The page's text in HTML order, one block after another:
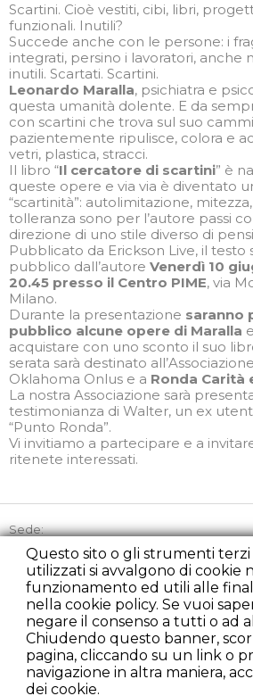
Questo sito o gli strumenti
utilizzati si avvalgono di cookie
funzionamento ed utili alle
nella cookie policy. Se vuoi
negare il consenso a tutti o ad
Chiudendo questo banner,
pagina, cliccando su un link o
navigazione in altra maniera,
dei cookie.
Scartini. Cioè vestiti, cibi, libri,
funzionali. Inutili?
Succede anche con le persone: i
integrati, persino i lavoratori, anche
inutili. Scartati. Scartini.
Leonardo Maralla, psichiatra e
questa umanità dolente. E da
con scartini che trova sul suo
pazientemente ripulisce, colora e
vetri, plastica, stracci.
Il libro “Il cercatore di scartini” è
queste opere e via via è diventato
“scartinità”: autolimitazione,
tolleranza sono per l’autore passi
direzione di uno stile diverso di
Pubblicato da Erickson Live, il testo
pubblico dall’autore Venerdì 10
20.45 presso il Centro PIME, via
Milano.
Durante la presentazione saranno
pubblico alcune opere di Maralla
acquistare con uno sconto il suo
serata sarà destinato
Oklahoma Onlus e a Ronda Carità
La nostra Associazione sarà
testimonianza di Walter, un ex
“Punto Ronda”.
Vi invitiamo a partecipare e a
ritenete interessati.
Sede:
Via Picozzi 21, 20131 Milano
Tel:+39 02 45863842
Cell:+39 348 2235107
Fax:+39 02 22225279
presidenza@rondacaritamilano.com
diurno@rondacaritamilano.com